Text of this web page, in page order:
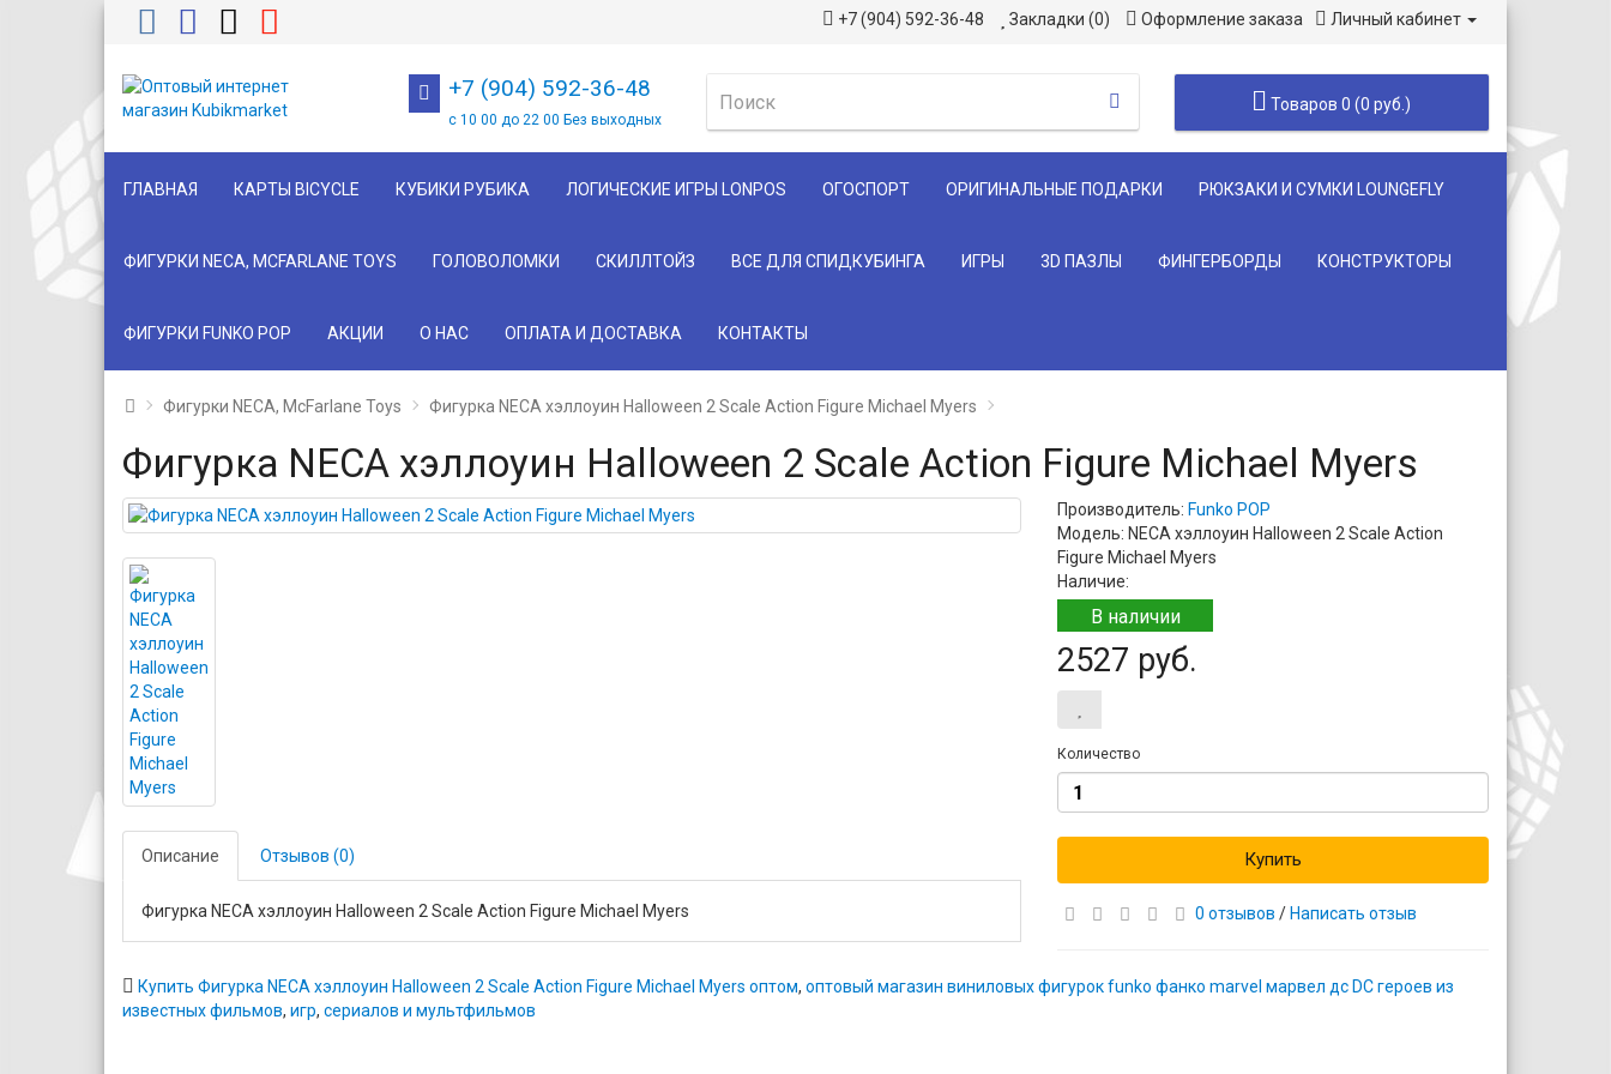
+7 (904) 592-36-48 Закладки (0) Оформление заказа Личный кабинет
+7 (904) 592-36-48
с 10 00 до 22 00 Без выходных
Товаров 0 (0 руб.)
ГЛАВНАЯ КАРТЫ BICYCLE КУБИКИ РУБИКА ЛОГИЧЕСКИЕ ИГРЫ LONPOS ОГОСПОРТ ОРИГИНАЛЬНЫЕ ПОДАРКИ РЮКЗАКИ И СУМКИ LOUNGEFLY
ФИГУРКИ NECA, MCFARLANE TOYS ГОЛОВОЛОМКИ СКИЛЛТОЙЗ ВСЕ ДЛЯ СПИДКУБИНГА ИГРЫ 3D ПАЗЛЫ ФИНГЕРБОРДЫ КОНСТРУКТОРЫ
ФИГУРКИ FUNKO POP АКЦИИ О НАС ОПЛАТА И ДОСТАВКА КОНТАКТЫ
Фигурки NECA, McFarlane Toys Фигурка NECA хэллоуин Halloween 2 Scale Action Figure Michael Myers
Фигурка NECA хэллоуин Halloween 2 Scale Action Figure Michael Myers
Описание Отзывов (0)
Фигурка NECA хэллоуин Halloween 2 Scale Action Figure Michael Myers
Производитель: Funko POP
Модель: NECA хэллоуин Halloween 2 Scale Action
Figure Michael Myers
Наличие:
В наличии
2527 руб.
Количество
Купить
0 отзывов / Написать отзыв
Купить Фигурка NECA хэллоуин Halloween 2 Scale Action Figure Michael Myers оптом, оптовый магазин виниловых фигурок funko фанко marvel марвел дс DC героев из
известных фильмов, игр, сериалов и мультфильмов